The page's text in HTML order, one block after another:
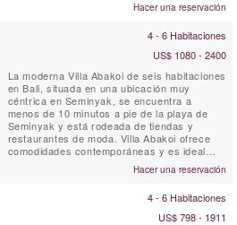
Hacer una reservación
4 - 6 Habitaciones
US$ 1080 - 2400
La moderna Villa Abakoi de seis habitaciones
en Bali, situada en una ubicación muy
céntrica en Seminyak, se encuentra a
menos de 10 minutos a pie de la playa de
Seminyak y está rodeada de tiendas y
restaurantes de moda. Villa Abakoi ofrece
comodidades contemporáneas y es ideal
para que familias o amigos la compartan y
disfruten. Entre sus servicios se incluyen
con aire acondicionado, un dormitorio infantil
Hacer una reservación
4 - 6 Habitaciones
US$ 798 - 1911